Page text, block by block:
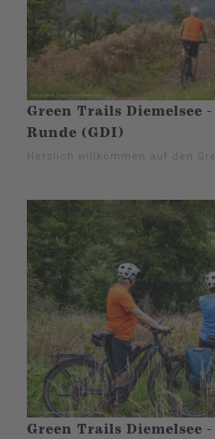
Green Trails Diemelsee
Runde (GDI)
Herzlich willkommen auf den
Green Trails Diemelsee